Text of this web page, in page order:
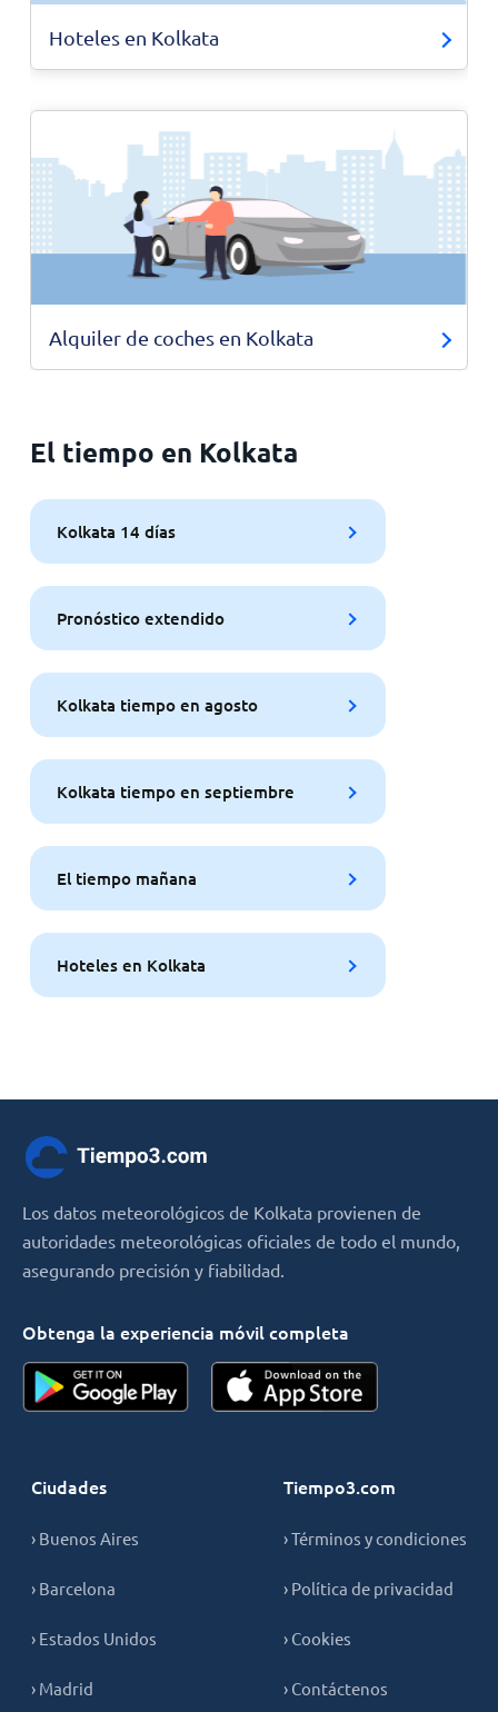
Hoteles en Kolkata
Alquiler de coches en Kolkata
El tiempo en Kolkata
Kolkata 14 días
Pronóstico extendido
Kolkata tiempo en agosto
Kolkata tiempo en septiembre
El tiempo mañana
Hoteles en Kolkata
Los datos meteorológicos de Kolkata provienen de
autoridades meteorológicas oficiales de todo el mundo,
asegurando precisión y fiabilidad.
Obtenga la experiencia móvil completa
Ciudades
› Buenos Aires
› Barcelona
› Estados Unidos
› Madrid
Tiempo3.com
› Términos y condiciones
› Política de privacidad
› Cookies
› Contáctenos